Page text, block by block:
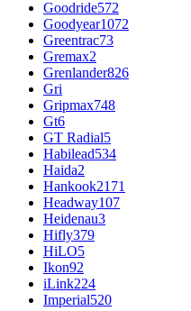
Goodride572
Goodyear1072
Greentrac73
Gremax2
Grenlander826
Gri
Gripmax748
Gt6
GT Radial5
Habilead534
Haida2
Hankook2171
Headway107
Heidenau3
Hifly379
HiLO5
Ikon92
iLink224
Imperial520